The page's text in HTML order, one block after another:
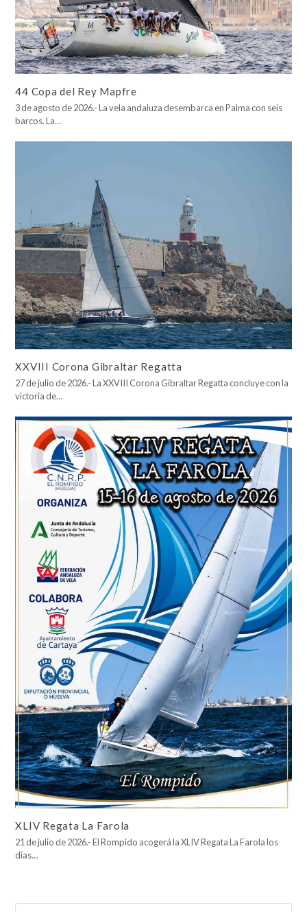
44 Copa del Rey Mapfre
3 de agosto de 2026.- La vela andaluza desembarca en Palma con seis
barcos. La…
XXVIII Corona Gibraltar Regatta
27 de julio de 2026.- La XXVIII Corona Gibraltar Regatta concluye con la
victoria de…
XLIV Regata La Farola
21 de julio de 2026.- El Rompido acogerá la XLIV Regata La Farola los
días…